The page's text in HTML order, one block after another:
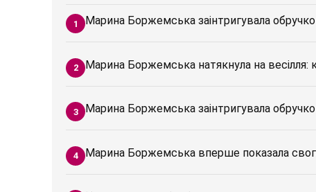
Марина Боржемська заінтригувала
Марина Боржемська натякнула на весілля:
Марина Боржемська заінтригувала
Марина Боржемська вперше показала